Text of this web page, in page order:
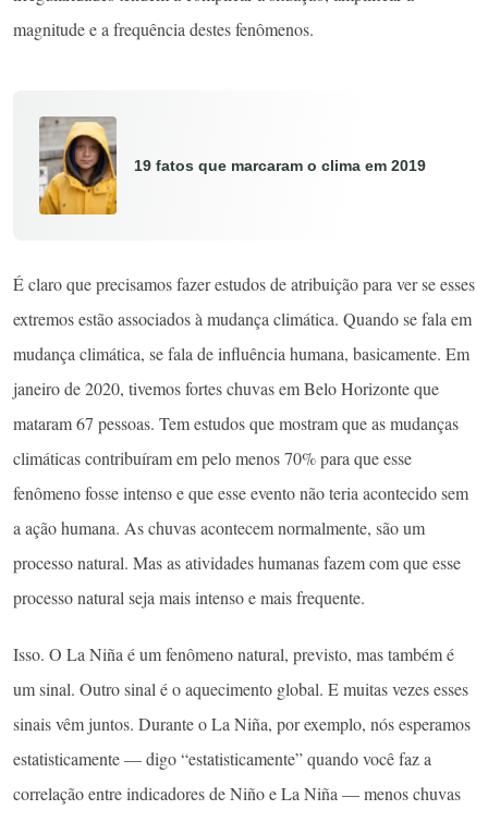
magnitude e a frequência destes fenômenos.
19 fatos que marcaram o clima em 2019
É claro que precisamos fazer estudos de atribuição para ver se esses
extremos estão associados à mudança climática. Quando se fala em
mudança climática, se fala de influência humana, basicamente. Em
janeiro de 2020, tivemos fortes chuvas em Belo Horizonte que
mataram 67 pessoas. Tem estudos que mostram que as mudanças
climáticas contribuíram em pelo menos 70% para que esse
fenômeno fosse intenso e que esse evento não teria acontecido sem
a ação humana. As chuvas acontecem normalmente, são um
processo natural. Mas as atividades humanas fazem com que esse
processo natural seja mais intenso e mais frequente.
Isso. O La Niña é um fenômeno natural, previsto, mas também é
um sinal. Outro sinal é o aquecimento global. E muitas vezes esses
sinais vêm juntos. Durante o La Niña, por exemplo, nós esperamos
estatisticamente — digo “estatisticamente” quando você faz a
correlação entre indicadores de Niño e La Niña — menos chuvas